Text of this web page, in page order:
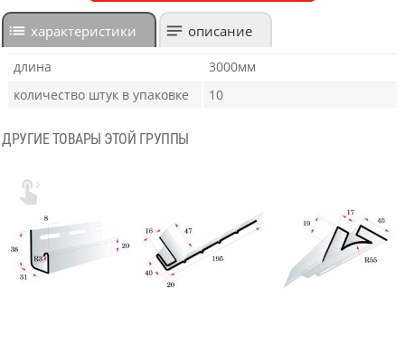
характеристики описание
длина
3000мм
количество штук в упаковке
10
ДРУГИЕ ТОВАРЫ ЭТОЙ ГРУППЫ
